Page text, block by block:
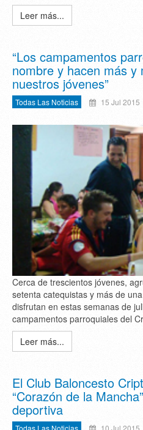
Leer más...
“Los campamentos
nombre y hacen más y
nuestros jóvenes”
Todas Las Noticias 15 Jul 2015
Cerca de trescientos jóvenes,
setenta catequistas y más de
disfrutan en estas semanas de
campamentos parroquiales del
Leer más...
El Club Baloncesto
“Corazón de la
deportiva
Todas Las Noticias 10 Jul 2015